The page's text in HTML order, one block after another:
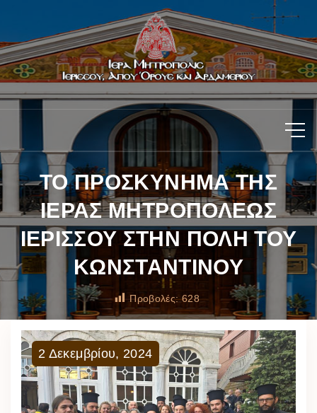
ΤΟ ΠΡΟΣΚΥΝΗΜΑ ΤΗΣ
ΙΕΡΑΣ ΜΗΤΡΟΠΟΛΕΩΣ
ΙΕΡΙΣΣΟΥ ΣΤΗΝ ΠΟΛΗ ΤΟΥ
ΚΩΝΣΤΑΝΤΙΝΟΥ
Προβολές: 628
2 Δεκεμβρίου, 2024